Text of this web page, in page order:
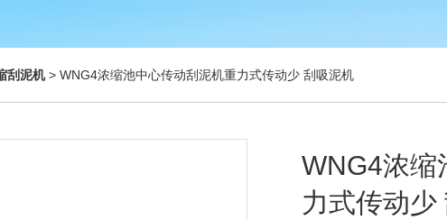
刮泥机> WNG4浓缩池中心传动刮泥机重力式传动少 刮吸泥机
WNG4浓缩
力式传动少